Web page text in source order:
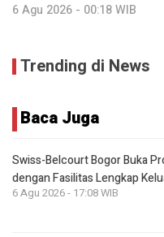
6 Agu 2026 - 00:18 WIB
Trending di News
Baca Juga
Swiss-Belcourt Bogor Buka
dengan Fasilitas Lengkap
6 Agu 2026 - 17:08 WIB